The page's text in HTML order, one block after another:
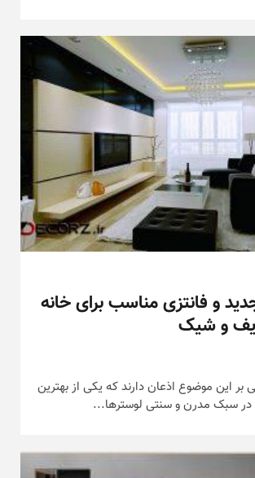
و فانتزی مناسب برای خانه
و شیک
این موضوع اذعان دارند که یکی از بهترین
در سبک مدرن و سنتی لوسترها...